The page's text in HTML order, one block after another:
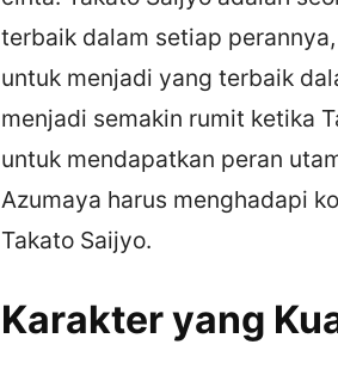
terbaik dalam setiap
untuk menjadi yang terbaik
menjadi semakin rumit ketika
untuk mendapatkan peran
Azumaya harus menghadapi
Takato Saijyo.
Karakter yang